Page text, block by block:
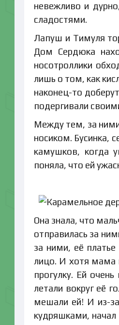
невежливо и
сладостями.
Лапуш и Тимуля
Дом Сердюка
носотроллики
лишь о том, как
наконец-то
подергивали
Между тем, за
носиком. Бусинка,
камушков, когда
поняла, что ей
Она знала, что
отправилась за
за ними, её
лицо. И хотя мама
прогулку. Ей
летали вокруг её
мешали ей! И из-за
кудряшками, начал